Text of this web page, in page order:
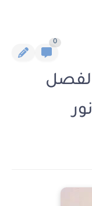
0
الفصل